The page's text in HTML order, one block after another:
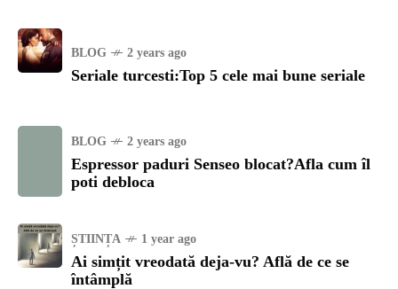
BLOG 2 years ago
Seriale turcesti:Top 5 cele mai bune seriale
BLOG 2 years ago
Espressor paduri Senseo blocat?Afla cum îl
poti debloca
ȘTIINȚA 1 year ago
Ai simțit vreodată deja-vu? Află de ce se
întâmplă